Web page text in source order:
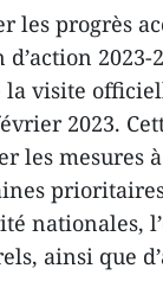
les progrès
la visite
2023.
les
nationales,
ainsi que